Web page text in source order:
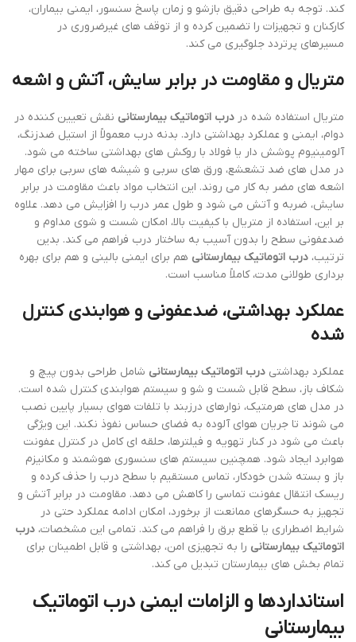
کند. توجه به طراحی دقیق بازشو و زمان پاسخ سنسور، ایمنی بیماران،
کارکنان و تجهیزات را تضمین کرده و از توقف های غیرضروری در
مسیرهای پرتردد جلوگیری می کند.
متریال و مقاومت در برابر سایش، آتش و اشعه
متریال استفاده شده در درب اتوماتیک بیمارستانی نقش تعیین کننده در
دوام، ایمنی و عملکرد بهداشتی دارد. بدنه درب معمولاً از استیل ضدزنگ،
آلومینیوم پوشش دار یا فولاد با روکش های بهداشتی ساخته می شود.
در مدل های ضد تشعشع، ورق های سربی و شیشه های سربی برای مهار
اشعه های مضر به کار می روند. این انتخاب مواد باعث مقاومت در برابر
سایش، ضربه و آتش می شود و طول عمر درب را افزایش می دهد. علاوه
بر این، استفاده از متریال با کیفیت بالا، امکان شست و شوی مداوم و
ضدعفونی سطح را بدون آسیب به ساختار درب فراهم می کند. بدین
ترتیب، درب اتوماتیک بیمارستانی هم برای ایمنی بالینی و هم برای بهره
برداری طولانی مدت، کاملاً مناسب است.
عملکرد بهداشتی، ضدعفونی و هوابندی کنترل
شده
عملکرد بهداشتی درب اتوماتیک بیمارستانی شامل طراحی بدون پیچ و
شکاف باز، سطح قابل شست و شو و سیستم هوابندی کنترل شده است.
در مدل های هرمتیک، نوارهای درزبند با تلفات هوای بسیار پایین نصب
می شوند تا جریان هوای آلوده به فضای حساس نفوذ نکند. این ویژگی
باعث می شود در کنار تهویه و فیلترها، حلقه ای کامل در کنترل عفونت
هوابرد ایجاد شود. همچنین سیستم های سنسوری هوشمند و مکانیزم
باز و بسته شدن خودکار، تماس مستقیم با سطح درب را حذف کرده و
ریسک انتقال عفونت تماسی را کاهش می دهد. مقاومت در برابر آتش و
تجهیز به حسگرهای ممانعت از برخورد، امکان ادامه عملکرد حتی در
شرایط اضطراری یا قطع برق را فراهم می کند. تمامی این مشخصات، درب
اتوماتیک بیمارستانی را به تجهیزی امن، بهداشتی و قابل اطمینان برای
تمام بخش های بیمارستان تبدیل می کند.
استانداردها و الزامات ایمنی درب اتوماتیک
بیمارستانی